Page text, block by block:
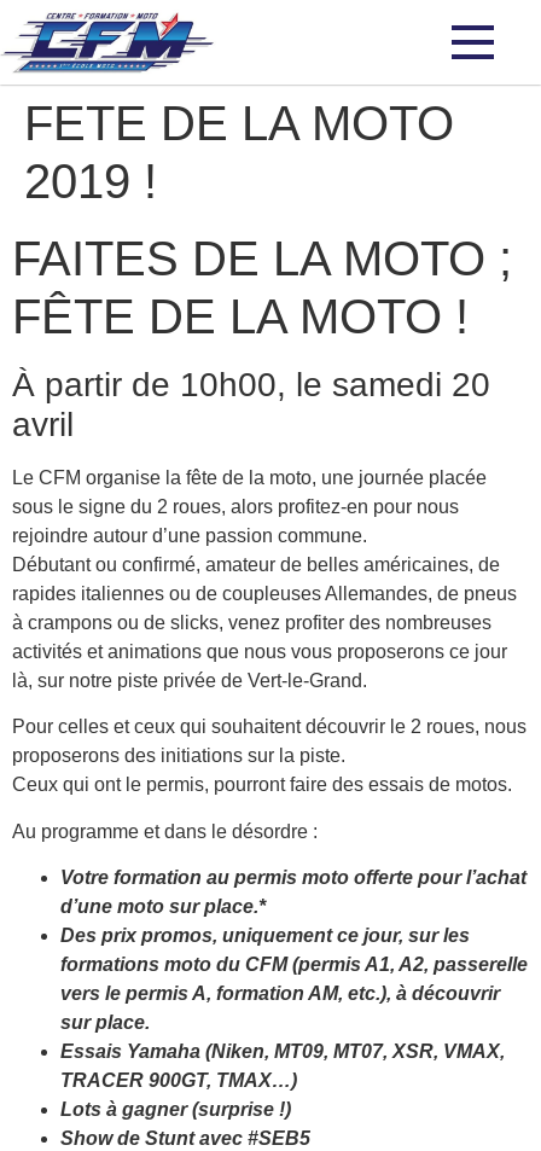
FETE DE LA MOTO
2019 !
FAITES DE LA MOTO ;
FÊTE DE LA MOTO !
À partir de 10h00, le samedi 20
avril
Le CFM organise la fête de la moto, une journée placée
sous le signe du 2 roues, alors profitez-en pour nous
rejoindre autour d’une passion commune.
Débutant ou confirmé, amateur de belles américaines, de
rapides italiennes ou de coupleuses Allemandes, de pneus
à crampons ou de slicks, venez profiter des nombreuses
activités et animations que nous vous proposerons ce jour
là, sur notre piste privée de Vert-le-Grand.
Pour celles et ceux qui souhaitent découvrir le 2 roues, nous
proposerons des initiations sur la piste.
Ceux qui ont le permis, pourront faire des essais de motos.
Au programme et dans le désordre :
Votre formation au permis moto offerte pour l’achat
d’une moto sur place.*
Des prix promos, uniquement ce jour, sur les
formations moto du CFM (permis A1, A2, passerelle
vers le permis A, formation AM, etc.), à découvrir
sur place.
Essais Yamaha (Niken, MT09, MT07, XSR, VMAX,
TRACER 900GT, TMAX…)
Lots à gagner (surprise !)
Show de Stunt avec #SEB5